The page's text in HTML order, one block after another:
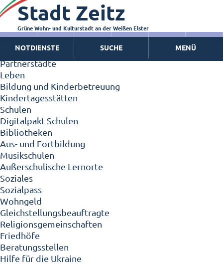
Zeitz - Die Kleinstadt
Willkommen in Zeitz!
Interview mit Oberbürgermeister Christian Thieme
Zeitz - Stadt der Zukunft
Ortschaften
Partnerstädte
Leben
Bildung und Kinderbetreuung
Kindertagesstätten
Schulen
Digitalpakt Schulen
Bibliotheken
Aus- und Fortbildung
Musikschulen
Außerschulische Lernorte
Soziales
Sozialpass
Wohngeld
Gleichstellungsbeauftragte
Religionsgemeinschaften
Friedhöfe
Beratungsstellen
Hilfe für die Ukraine
Stadt Zeitz
Grüne Wohn- und Kulturstadt an der Weißen Elster
NOTDIENSTE SUCHE MENÜ